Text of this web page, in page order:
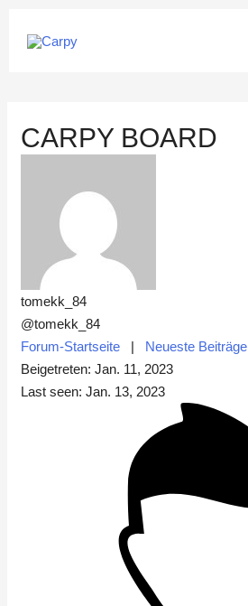
Inhalt
CARPY BOARD
tomekk_84
@tomekk_84
Forum-Startseite | Neueste Beiträge
Beigetreten: Jan. 11, 2023
Last seen: Jan. 13, 2023